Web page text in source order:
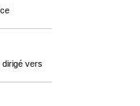
dirigé vers